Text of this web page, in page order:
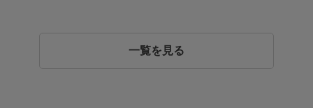
一覧を見る